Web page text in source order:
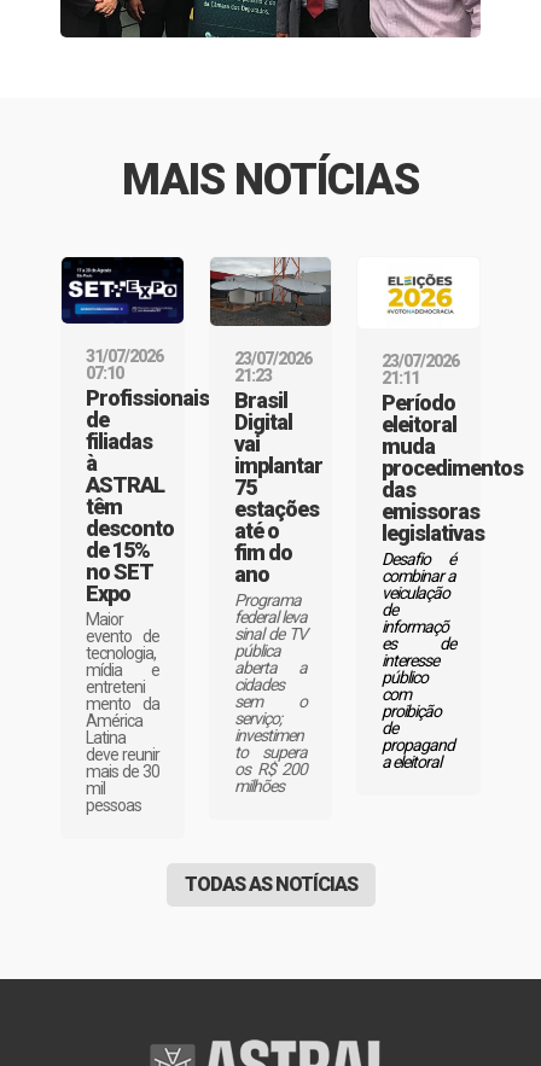
MAIS NOTÍCIAS
31/07/2026
07:10
Profissionais
de
filiadas
à
ASTRAL
têm
desconto
de 15%
no SET
Expo
Maior
evento de
tecnologia,
mídia e
entreteni
mento da
América
Latina
deve reunir
mais de 30
mil
pessoas
23/07/2026
21:23
Brasil
Digital
vai
implantar
75
estações
até o
fim do
ano
Programa
federal leva
sinal de TV
pública
aberta a
cidades
sem o
serviço;
investimen
to supera
os R$ 200
milhões
23/07/2026
21:11
Período
eleitoral
muda
procedimentos
das
emissoras
legislativas
Desafio é
combinar a
veiculação
de
informaçõ
es de
interesse
público
com
proibição
de
propagand
a eleitoral
TODAS AS NOTÍCIAS